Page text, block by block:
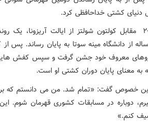
دنیای کشتی خداحافظی کرد.
او در پیروزی ۶-۲ مقابل کولتون شولتز از ایالت
سنگین وزن ۲۱ ساله از دانشگاه مینه سوتا به پایان
معروف خود جشن گرفت و سپس کفش هایش
معنای پایان دوران کشتی او است.
خصوص گفت: «تمام شد. من می دانستم که
دوباره در مسابقات کشوری قهرمان شوم.
کنم.»